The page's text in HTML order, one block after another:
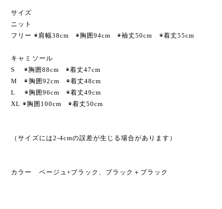
サイズ
ニット
フリー ◉肩幅38cm ◉胸囲94cm ◉袖丈50cm ◉着丈55cm
キャミソール
S ◉胸囲88cm ◉着丈47cm
M ◉胸囲92cm ◉着丈48cm
L ◉胸囲96cm ◉着丈49cm
XL ◉胸囲100cm ◉着丈50cm
（サイズには2-4cmの誤差が生じる場合があります）
カラー ベージュ+ブラック、ブラック＋ブラック